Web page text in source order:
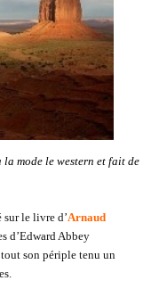
mode le western et fait de
sur le livre d’Arnaud
d’Edward Abbey
son périple tenu un